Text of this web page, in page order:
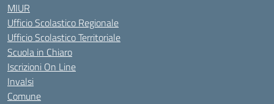
MIUR
Ufficio Scolastico Regionale
Ufficio Scolastico Territoriale
Scuola in Chiaro
Iscrizioni On Line
Invalsi
Comune